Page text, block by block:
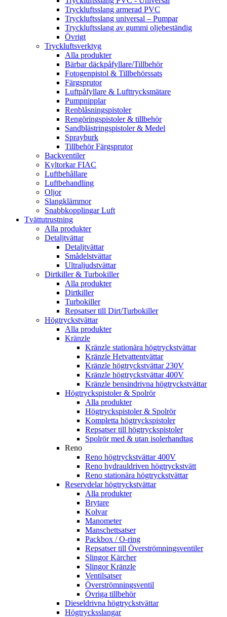
Tryckluftsslang armerad PVC
Tryckluftsslang universal – Pumpar
Tryckluftsslang av gummi oljebeständig
Övrigt
Tryckluftsverktyg
Alla produkter
Bärbar däckpåfyllare/Tillbehör
Fotogenpistol & Tillbehörssats
Färgsprutor
Luftpåfyllare & Lufttrycksmätare
Pumpnipplar
Renblåsningspistoler
Rengöringspistoler & tillbehör
Sandblästringspistoler & Medel
Sprayburk
Tillbehör Färgsprutor
Backventiler
Kyltorkar FIAC
Luftbehållare
Luftbehandling
Oljor
Slangklämmor
Snabbkopplingar Luft
Tvättutrustning
Alla produkter
Detaljtvättar
Detaljtvättar
Smådelstvättar
Ultraljudstvättar
Dirtkiller & Turbokiller
Alla produkter
Dirtkiller
Turbokiller
Repsatser till Dirt/Turbokiller
Högtryckstvättar
Alla produkter
Kränzle
Kränzle stationära högtryckstvättar
Kränzle Hetvattentvättar
Kränzle högtryckstvättar 230V
Kränzle högtryckstvättar 400V
Kränzle bensindrivna högtryckstvättar
Högtryckspistoler & Spolrör
Alla produkter
Högtryckspistoler & Spolrör
Kompletta högtryckspistoler
Repsatser till högtryckspistoler
Spolrör med & utan isolerhandtag
Reno
Reno högtryckstvättar 400V
Reno hydrauldriven högtryckstvätt
Reno stationära högtryckstvättar
Reservdelar högtryckstvättar
Alla produkter
Brytare
Kolvar
Manometer
Manschettsatser
Packbox / O-ring
Repsatser till Överströmningsventiler
Slingor Kärcher
Slingor Kränzle
Ventilsatser
Överströmningsventil
Övriga tillbehör
Dieseldrivna högtryckstvättar
Högtrycksslangar